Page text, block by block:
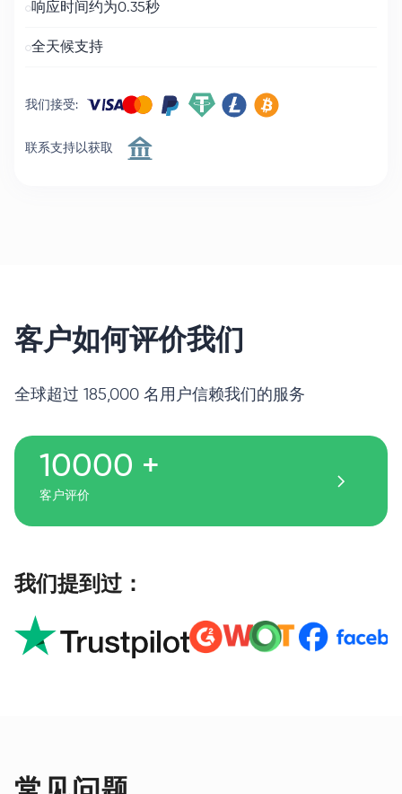
响应时间约为0.35秒
全天候支持
我们接受:
联系支持以获取
客户如何评价我们
全球超过 185,000 名用户信赖我们的服务
10000 +
客户评价
我们提到过：